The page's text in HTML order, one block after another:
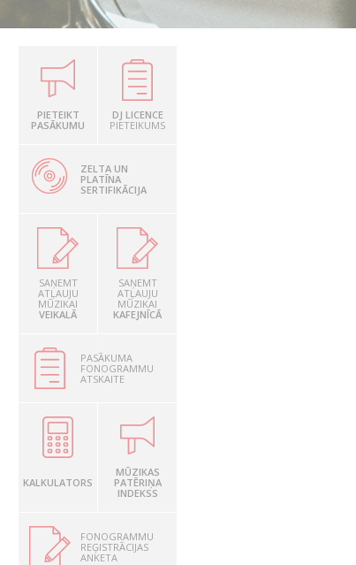
PIETEIKT
PASĀKUMU
DJ LICENCE
PIETEIKUMS
ZELTA UN
PLATĪNA
SERTIFIKĀCIJA
SAŅEMT
ATĻAUJU
MŪZIKAI
VEIKALĀ
SAŅEMT
ATĻAUJU
MŪZIKAI
KAFEJNĪCĀ
PASĀKUMA
FONOGRAMMU
ATSKAITE
KALKULATORS
MŪZIKAS
PATĒRIŅA
INDEKSS
FONOGRAMMU
REĢISTRĀCIJAS
ANKETA